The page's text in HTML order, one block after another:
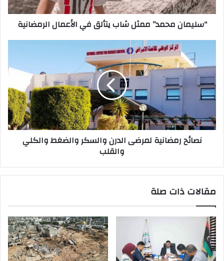
ت
ر
“سليمان محمد” ممثل شاب يتألق في الأعمال الرمضانية
نصائح رمضانية لمرضى الدرن والسكر والضغط والكلي
والقلب
مقالات ذات صلة